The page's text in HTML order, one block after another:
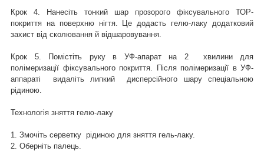
Крок 4. Нанесіть тонкий шар прозорого фіксувального ТОР-
покриття на поверхню нігтя. Це додасть гелю-лаку додатковий
захист від сколювання й відшаровування.
Крок 5. Помістіть руку в УФ-апарат на 2 хвилини для
полімеризації фіксувального покриття. Після полімеризації в УФ-
аппараті видаліть липкий дисперсійного шару спеціальною
рідиною.
Технологія зняття гелю-лаку
1. Змочіть серветку рідиною для зняття гель-лаку.
2. Оберніть палець.